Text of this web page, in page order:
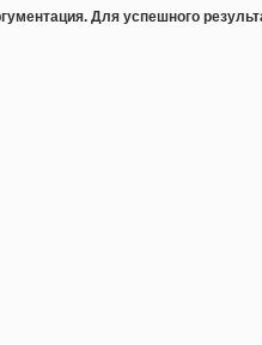
Для успешного